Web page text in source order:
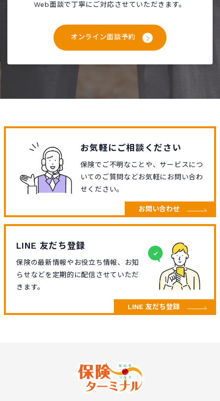
Web面談で丁寧にご対応させていただきます。
オンライン面談予約
お気軽にご相談ください
保険でご不明なことや、サービスにつ
いてのご質問などお気軽にお問い合わ
せください。
お問い合わせ
LINE 友だち登録
保険の最新情報やお役立ち情報、お知
らせなどを定期的に配信させていただ
きます。
LINE 友だち登録